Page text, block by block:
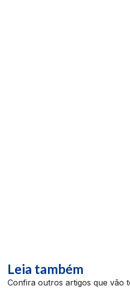
Leia também
Confira outros artigos que vão